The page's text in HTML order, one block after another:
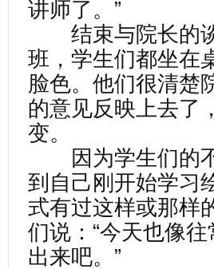
讲师了。”
结束与院长的谈
班，学生们都坐在
脸色。他们很清楚
的意见反映上去了
变。
因为学生们的不
到自己刚开始学习
式有过这样或那样
们说：“今天也像
出来吧。”